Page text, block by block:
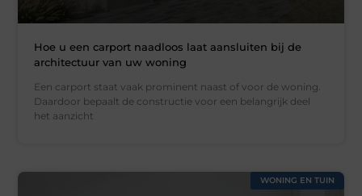
Hoe u een carport naadloos laat aansluiten bij de
architectuur van uw woning
Een carport staat vaak prominent naast of voor de woning.
Daardoor bepaalt de constructie voor een belangrijk deel
het aanzicht
WONING EN TUIN